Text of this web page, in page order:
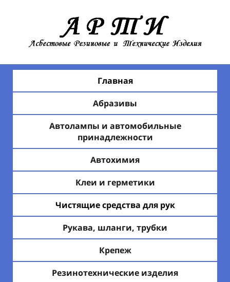
Главная
Абразивы
Автолампы и автомобильные
принадлежности
Автохимия
Клеи и герметики
Чистящие средства для рук
Рукава, шланги, трубки
Крепеж
Резинотехнические изделия